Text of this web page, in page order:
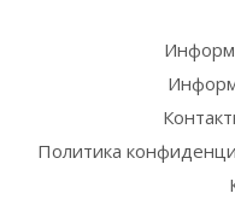
Политика